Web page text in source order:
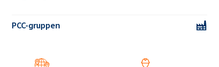
PCC-gruppen